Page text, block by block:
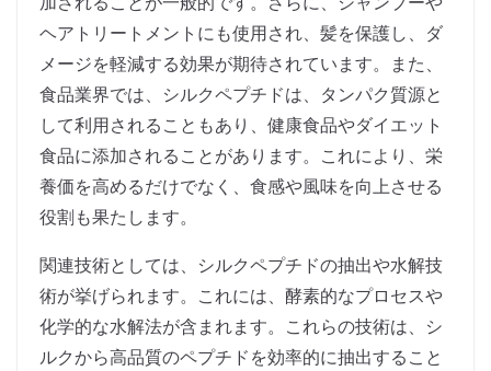
ヘアトリートメントにも使用され、髪を保護し、ダ
メージを軽減する効果が期待されています。また、
食品業界では、シルクペプチドは、タンパク質源と
して利用されることもあり、健康食品やダイエット
食品に添加されることがあります。これにより、栄
養価を高めるだけでなく、食感や風味を向上させる
役割も果たします。
関連技術としては、シルクペプチドの抽出や水解技
術が挙げられます。これには、酵素的なプロセスや
化学的な水解法が含まれます。これらの技術は、シ
ルクから高品質のペプチドを効率的に抽出すること